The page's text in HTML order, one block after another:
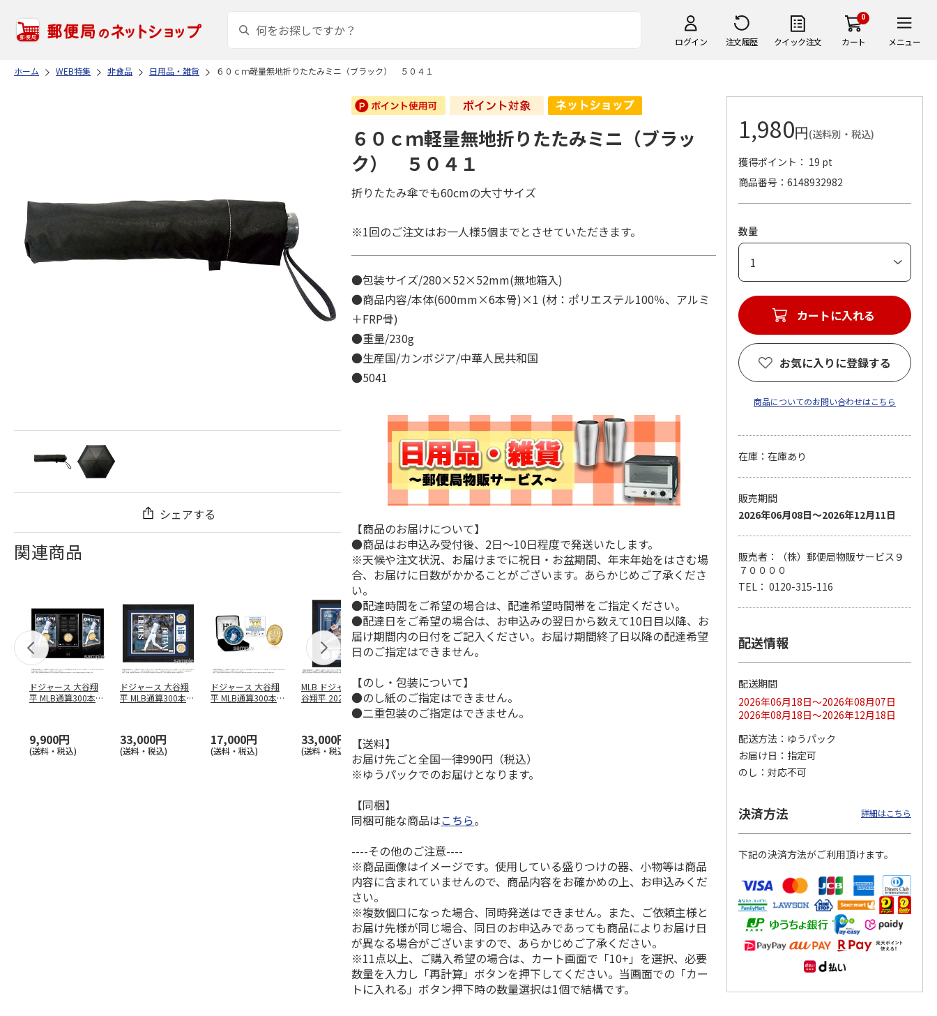
ログイン 注文履歴 クイック注文
0
カート メニュー
ホーム WEB特集 非食品 日用品・雑貨 ６０ｃｍ軽量無地折りたたみミニ（ブラック） ５０４１
シェアする
関連商品
ドジャース 大谷翔
平 MLB通算300本塁
9,900円
(送料・税込)
ドジャース 大谷翔
平 MLB通算300本塁
33,000円
(送料・税込)
ドジャース 大谷翔
平 MLB通算300本塁
17,000円
(送料・税込)
MLB ドジャース 大
谷翔平 2026 NL 3・
33,000円
(送料・税込)
ドジャース 大谷翔
平 日本人最多53試
合連続出塁記念 ダ
ブ…
平 日本人最多53試
合連続出塁記念 コ
イ…
ドジャース 大谷翔
平 日本人最多53試
合連続出塁記念 シ
ル…
17,000円
(送料・税込)
谷翔平 2026 NL 3・
4月投手…
６０ｃｍ軽量無地折りたたみミニ（ブラッ
ク） ５０４１
折りたたみ傘でも60cmの大寸サイズ
※1回のご注文はお一人様5個までとさせていただきます。
●包装サイズ/280×52×52mm(無地箱入)
●商品内容/本体(600mm×6本骨)×1 (材：ポリエステル100％、アルミ
＋FRP骨)
●重量/230g
●生産国/カンボジア/中華人民共和国
●5041
【商品のお届けについて】
●商品はお申込み受付後、2日～10日程度で発送いたします。
※天候や注文状況、お届けまでに祝日・お盆期間、年末年始をはさむ場
合、お届けに日数がかかることがございます。あらかじめご了承くださ
い。
●配達時間をご希望の場合は、配達希望時間帯をご指定ください。
●配達日をご希望の場合は、お申込みの翌日から数えて10日目以降、お
届け期間内の日付をご記入ください。お届け期間終了日以降の配達希望
日のご指定はできません。
【のし・包装について】
●のし紙のご指定はできません。
●二重包装のご指定はできません。
【送料】
お届け先ごと全国一律990円（税込）
※ゆうパックでのお届けとなります。
【同梱】
同梱可能な商品はこちら。
----その他のご注意----
※商品画像はイメージです。使用している盛りつけの器、小物等は商品
内容に含まれていませんので、商品内容をお確かめの上、お申込みくだ
さい。
※複数個口になった場合、同時発送はできません。また、ご依頼主様と
お届け先様が同じ場合、同日のお申込みであっても商品によりお届け日
が異なる場合がございますので、あらかじめご了承ください。
※11点以上、ご購入希望の場合は、カート画面で「10+」を選択、必要
数量を入力し「再計算」ボタンを押下してください。当画面での「カー
トに入れる」ボタン押下時の数量選択は1個で結構です。
1,980円(送料別・税込)
獲得ポイント： 19 pt
商品番号
6148932982
数量
カートに入れる
お気に入りに登録する
商品についてのお問い合わせはこちら
在庫：在庫あり
販売期間
2026年06月08日～2026年12月11日
販売者：（株）郵便局物販サービス９
７００００
TEL： 0120-315-116
配送情報
配送期間
2026年06月18日～2026年08月07日
2026年08月18日～2026年12月18日
配送方法
ゆうパック
お届け日
指定可
のし
対応不可
決済方法 詳細はこちら
下記の決済方法がご利用頂けます。